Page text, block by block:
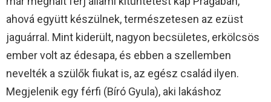
ahová együtt készülnek, természetesen az ezüst
jaguárral. Mint kiderült, nagyon becsületes, erkölcsös
ember volt az édesapa, és ebben a szellemben
nevelték a szülők fiukat is, az egész család ilyen.
Megjelenik egy férfi (Bíró Gyula), aki lakáshoz